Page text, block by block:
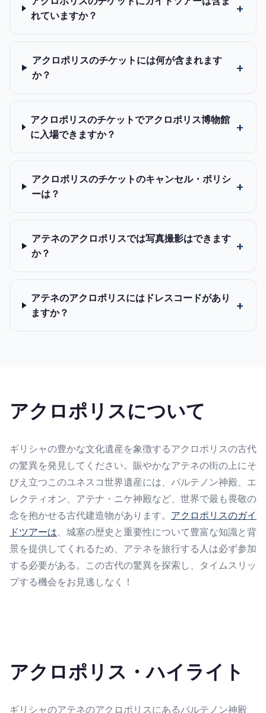
れていますか？
アクロポリスのチケットには何が含まれます
か？
アクロポリスのチケットでアクロポリス博物館
に入場できますか？
アクロポリスのチケットのキャンセル・ポリシ
ーは？
アテネのアクロポリスでは写真撮影はできます
か？
アテネのアクロポリスにはドレスコードがあり
ますか？
アクロポリスについて
ギリシャの豊かな文化遺産を象徴するアクロポリスの古代
の驚異を発見してください。賑やかなアテネの街の上にそ
びえ立つこのユネスコ世界遺産には、パルテノン神殿、エ
レクティオン、アテナ・ニケ神殿など、世界で最も畏敬の
念を抱かせる古代建造物があります。 アクロポリスのガイ
ドツアーは、城塞の歴史と重要性について豊富な知識と背
景を提供してくれるため、アテネを旅行する人は必ず参加
する必要がある。この古代の驚異を探索し、タイムスリッ
プする機会をお見逃しなく！
アクロポリス・ハイライト
ギリシャのアテネのアクロポリスにあるパルテノン神殿